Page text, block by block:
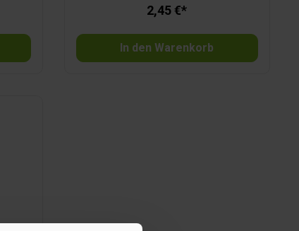
2,45 €*
In den Warenkorb